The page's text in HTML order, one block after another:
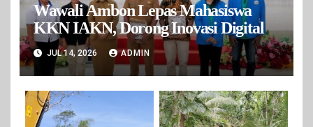
Wawali Ambon Lepas Mahasiswa
KKN IAKN, Dorong Inovasi Digital
JUL 14, 2026 ADMIN